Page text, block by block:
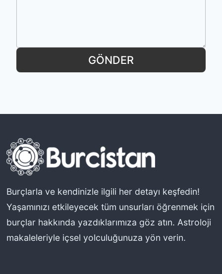
p
t
l
GÖNDER
Burçlarla ve kendinizle ilgili her detayı keşfedin!
Yaşamınızı etkileyecek tüm unsurları öğrenmek için
burçlar hakkında yazdıklarımıza göz atın. Astroloji
makaleleriyle içsel yolculuğunuza yön verin.